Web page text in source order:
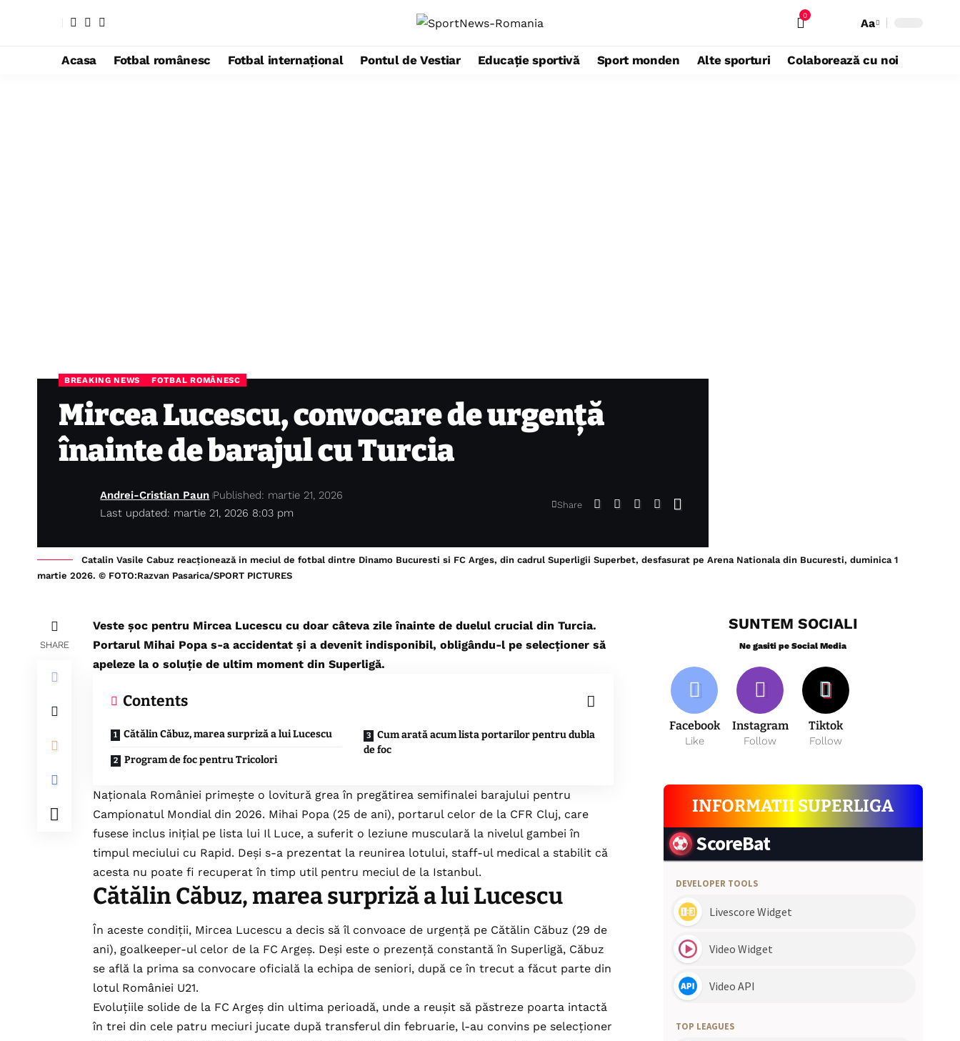
0
Aa
Acasa Fotbal românesc Fotbal internațional Pontul de Vestiar Educație sportivă Sport monden Alte sporturi Colaborează cu noi
BREAKING NEWS FOTBAL ROMÂNESC
Mircea Lucescu, convocare de urgență
înainte de barajul cu Turcia
Last updated: martie 21, 2026 8:03 pm
Andrei-Cristian Paun Published: martie 21, 2026
Share
Catalin Vasile Cabuz reacționează in meciul de fotbal dintre Dinamo Bucuresti si FC Arges, din cadrul Superligii Superbet, desfasurat pe Arena Nationala din Bucuresti, duminica 1
martie 2026. © FOTO:Razvan Pasarica/SPORT PICTURES
SHARE
Veste șoc pentru Mircea Lucescu cu doar câteva zile înainte de duelul crucial din Turcia.
Portarul Mihai Popa s-a accidentat și a devenit indisponibil, obligându-l pe selecționer să
apeleze la o soluție de ultim moment din Superligă.
Contents
Cătălin Căbuz, marea surpriză a lui Lucescu
Program de foc pentru Tricolori
Cum arată acum lista portarilor pentru dubla
de foc
Naționala României primește o lovitură grea în pregătirea semifinalei barajului pentru
Campionatul Mondial din 2026. Mihai Popa (25 de ani), portarul celor de la CFR Cluj, care
fusese inclus inițial pe lista lui Il Luce, a suferit o leziune musculară la nivelul gambei în
timpul meciului cu Rapid. Deși s-a prezentat la reunirea lotului, staff-ul medical a stabilit că
acesta nu poate fi recuperat în timp util pentru meciul de la Istanbul.
Cătălin Căbuz, marea surpriză a lui Lucescu
În aceste condiții, Mircea Lucescu a decis să îl convoace de urgență pe Cătălin Căbuz (29 de
ani), goalkeeper-ul celor de la FC Argeș. Deși este o prezență constantă în Superligă, Căbuz
se află la prima sa convocare oficială la echipa de seniori, după ce în trecut a făcut parte din
lotul României U21.
Evoluțiile solide de la FC Argeș din ultima perioadă, unde a reușit să păstreze poarta intactă
în trei din cele patru meciuri jucate după transferul din februarie, l-au convins pe selecționer
SUNTEM SOCIALI
Ne gasiti pe Social Media
Facebook
Like
Instagram
Follow
Tiktok
Follow
INFORMATII SUPERLIGA